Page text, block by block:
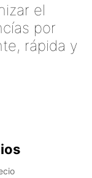
el
por
rápida y